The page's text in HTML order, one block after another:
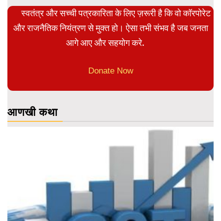
स्वतंत्र और सच्ची पत्रकारिता के लिए ज़रूरी है कि वो कॉरपोरेट
और राजनैतिक नियंत्रण से मुक्त हो। ऐसा तभी संभव है जब जनता
आगे आए और सहयोग करे.
Donate Now
आणखी कथा